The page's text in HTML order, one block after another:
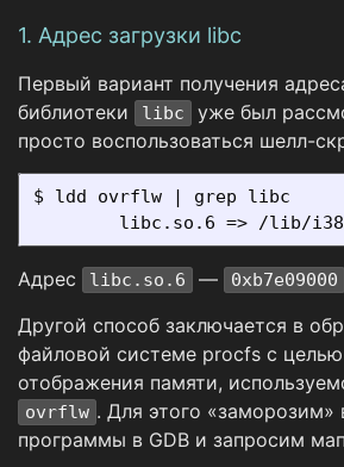
1. Адрес загрузки libc
Первый вариант получения
библиотеки
libc
уже был
просто воспользоваться шелл-
$ ldd ovrflw | grep libc
Адрес libc.so.6 — 0xb7e09000
Другой способ заключается в
файловой системе procfs с целью
отображения памяти,
ovrflw . Для этого «заморозим»
программы в GDB и запросим